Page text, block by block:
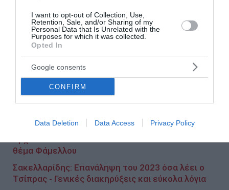
I want to opt-out of Collection, Use,
Retention, Sale, and/or Sharing of my
Personal Data that Is Unrelated with the
Purposes for which it was collected.
Opted In
Google consents
CONFIRM
Data Deletion Data Access Privacy Policy
εισαγγελέας Εφετών και η πρόταση άσκησης
δίωξης θα γίνεται από ανώτατο δικαστικό
όργανο. Οι υποθέσεις ποινικής ευθύνης των
Υπουργών και των Υφυπουργών θα φτάνουν στη
Βουλή μετά από την αναγκαία επεξεργασία
προκειμένου να έχουν την αναγκαία ωριμότητα για
να αποφασισθεί η κίνηση ή μη της ποινικής
θέμα Φάμελλου
Σακελλαρίδης: Επανάληψη του 2023 όσα λέει ο
Τσίπρας - Γενικές διακηρύξεις και εύκολα λόγια